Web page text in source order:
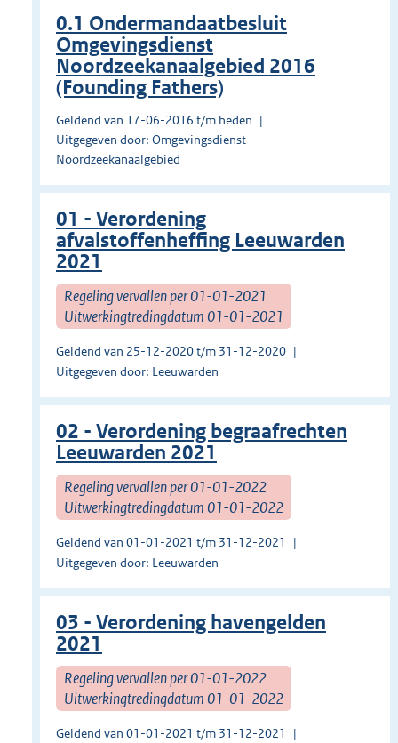
0.1 Ondermandaatbesluit
Omgevingsdienst
Noordzeekanaalgebied 2016
(Founding Fathers)
Geldend van 17-06-2016 t/m heden
Uitgegeven door: Omgevingsdienst
Noordzeekanaalgebied
01 - Verordening
afvalstoffenheffing Leeuwarden
2021
Regeling vervallen per 01-01-2021
Uitwerkingtredingdatum 01-01-2021
Geldend van 25-12-2020 t/m 31-12-2020
Uitgegeven door: Leeuwarden
02 - Verordening begraafrechten
Leeuwarden 2021
Regeling vervallen per 01-01-2022
Uitwerkingtredingdatum 01-01-2022
Geldend van 01-01-2021 t/m 31-12-2021
Uitgegeven door: Leeuwarden
03 - Verordening havengelden
2021
Regeling vervallen per 01-01-2022
Uitwerkingtredingdatum 01-01-2022
Geldend van 01-01-2021 t/m 31-12-2021